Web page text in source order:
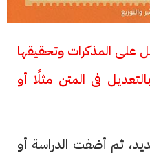
على المذكرات وتحقيقها
فى المتن مثلًا أو
ثم أضفت الدراسة أو